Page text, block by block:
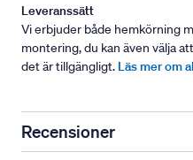
Leveranssätt
Vi erbjuder både hemkörning
montering, du kan även välja
det är tillgängligt. Läs mer om
Recensioner